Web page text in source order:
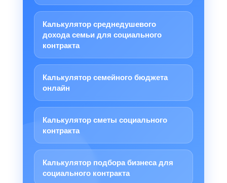
Калькулятор среднедушевого
дохода семьи для социального
контракта
Калькулятор семейного бюджета
онлайн
Калькулятор сметы социального
контракта
Калькулятор подбора бизнеса для
социального контракта